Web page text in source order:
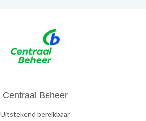
Centraal Beheer
Uitstekend bereikbaar